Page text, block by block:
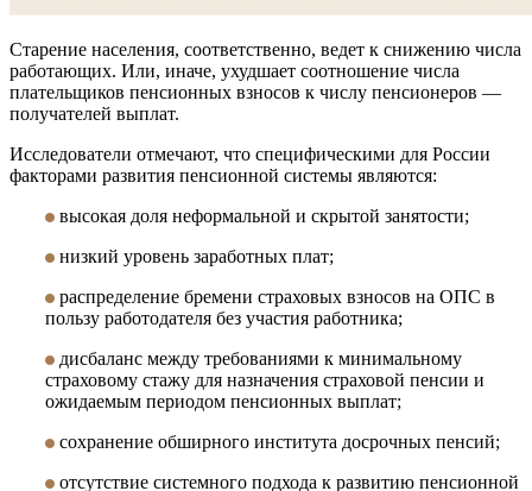
Старение населения, соответственно, ведет к снижению числа
работающих. Или, иначе, ухудшает соотношение числа
плательщиков пенсионных взносов к числу пенсионеров —
получателей выплат.
Исследователи отмечают, что специфическими для России
факторами развития пенсионной системы являются:
высокая доля неформальной и скрытой занятости;
низкий уровень заработных плат;
распределение бремени страховых взносов на ОПС в
пользу работодателя без участия работника;
дисбаланс между требованиями к минимальному
страховому стажу для назначения страховой пенсии и
ожидаемым периодом пенсионных выплат;
сохранение обширного института досрочных пенсий;
отсутствие системного подхода к развитию пенсионной